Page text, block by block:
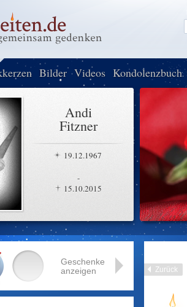
Bilder Videos Kondolenzbuch
Andi
Fitzner
19.12.1967
-
15.10.2015
Zurück
Geschenke
anzeigen